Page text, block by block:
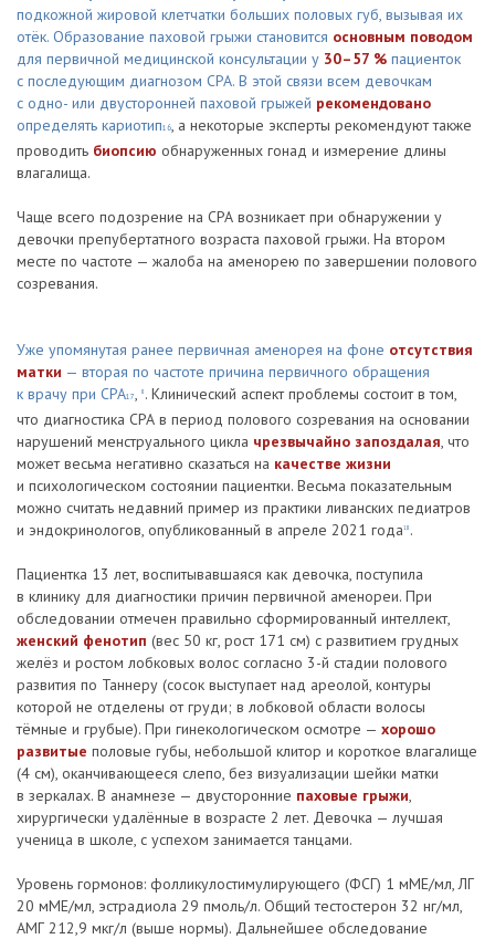
подкожной жировой клетчатки больших половых губ, вызывая их
отёк. Образование паховой грыжи становится основным поводом
для первичной медицинской консультации у 30–57 % пациенток
с последующим диагнозом СРА. В этой связи всем девочкам
с одно- или двусторонней паховой грыжей рекомендовано
определять кариотип16, а некоторые эксперты рекомендуют также
проводить биопсию обнаруженных гонад и измерение длины
влагалища.
Чаще всего подозрение на СРА возникает при обнаружении у
девочки препубертатного возраста паховой грыжи. На втором
месте по частоте — жалоба на аменорею по завершении полового
созревания.
Уже упомянутая ранее первичная аменорея на фоне отсутствия
матки — вторая по частоте причина первичного обращения
к врачу при СРА17, 8 . Клинический аспект проблемы состоит в том,
что диагностика СРА в период полового созревания на основании
нарушений менструального цикла чрезвычайно запоздалая, что
может весьма негативно сказаться на качестве жизни
и психологическом состоянии пациентки. Весьма показательным
можно считать недавний пример из практики ливанских педиатров
и эндокринологов, опубликованный в апреле 2021 года18 .
Пациентка 13 лет, воспитывавшаяся как девочка, поступила
в клинику для диагностики причин первичной аменореи. При
обследовании отмечен правильно сформированный интеллект,
женский фенотип (вес 50 кг, рост 171 см) с развитием грудных
желёз и ростом лобковых волос согласно 3-й стадии полового
развития по Таннеру (сосок выступает над ареолой, контуры
которой не отделены от груди; в лобковой области волосы
тёмные и грубые). При гинекологическом осмотре — хорошо
развитые половые губы, небольшой клитор и короткое влагалище
(4 см), оканчивающееся слепо, без визуализации шейки матки
в зеркалах. В анамнезе — двусторонние паховые грыжи,
хирургически удалённые в возрасте 2 лет. Девочка — лучшая
ученица в школе, с успехом занимается танцами.
Уровень гормонов: фолликулостимулирующего (ФСГ) 1 мМЕ/мл, ЛГ
20 мМЕ/мл, эстрадиола 29 пмоль/л. Общий тестостерон 32 нг/мл,
АМГ 212,9 мкг/л (выше нормы). Дальнейшее обследование